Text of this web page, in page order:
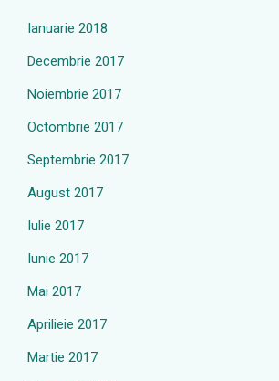
Ianuarie 2018
Decembrie 2017
Noiembrie 2017
Octombrie 2017
Septembrie 2017
August 2017
Iulie 2017
Iunie 2017
Mai 2017
Aprilieie 2017
Martie 2017